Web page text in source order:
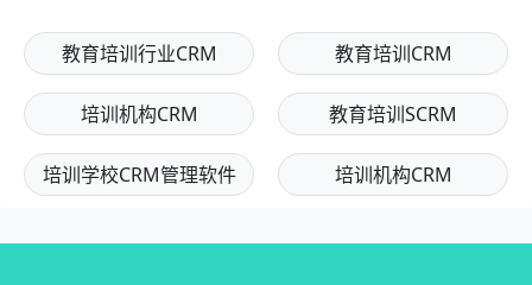
教育培训行业CRM 教育培训CRM
培训机构CRM 教育培训SCRM
培训学校CRM管理软件 培训机构CRM